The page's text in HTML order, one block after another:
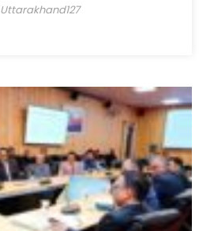
Author
Uttarakhand127